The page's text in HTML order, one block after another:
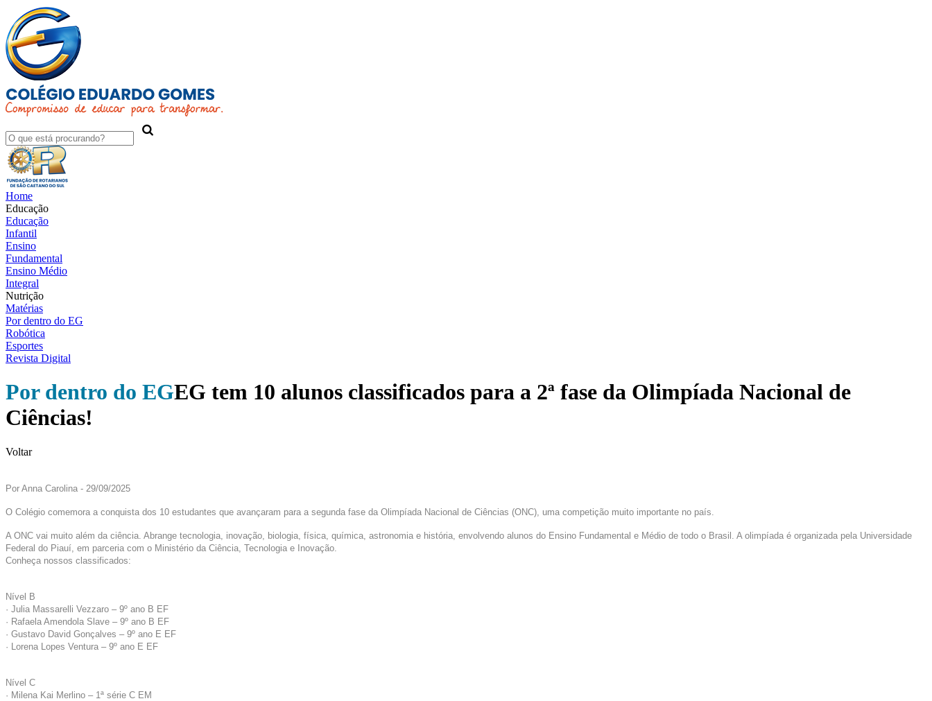
Home
Educação
Educação
Infantil
Ensino
Fundamental
Ensino Médio
Integral
Nutrição
Matérias
Por dentro do EG
Robótica
Esportes
Revista Digital
Por dentro do EGEG tem 10 alunos classificados para a 2ª fase da Olimpíada Nacional de
Ciências!
Voltar
Por Anna Carolina - 29/09/2025
O Colégio comemora a conquista dos 10 estudantes que avançaram para a segunda fase da Olimpíada Nacional de Ciências (ONC), uma competição muito importante no país.
A ONC vai muito além da ciência. Abrange tecnologia, inovação, biologia, física, química, astronomia e história, envolvendo alunos do Ensino Fundamental e Médio de todo o Brasil. A olimpíada é organizada pela Universidade
Federal do Piauí, em parceria com o Ministério da Ciência, Tecnologia e Inovação.
Conheça nossos classificados:
Nível B
· Julia Massarelli Vezzaro – 9º ano B EF
· Rafaela Amendola Slave – 9º ano B EF
· Gustavo David Gonçalves – 9º ano E EF
· Lorena Lopes Ventura – 9º ano E EF
Nível C
· Milena Kai Merlino – 1ª série C EM